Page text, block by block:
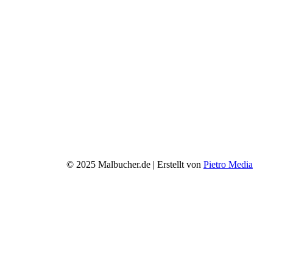
© 2025 Malbucher.de | Erstellt von Pietro Media